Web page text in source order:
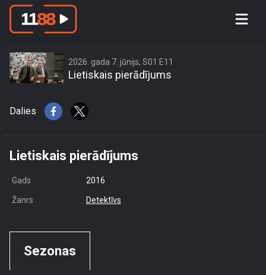
access this content due to your
location or other restrictions set by
country is US and IP address is
216.73.216.138
2026. gada 7. jūnijs, S01 E11
Lietiskais pierādījums
Dalies
Lietiskais pierādījums
Gads 2016
Žanrs Detektīvs
Sezonas